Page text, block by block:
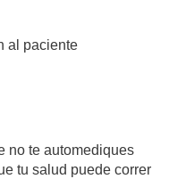
al paciente
no te automediques
tu salud puede correr